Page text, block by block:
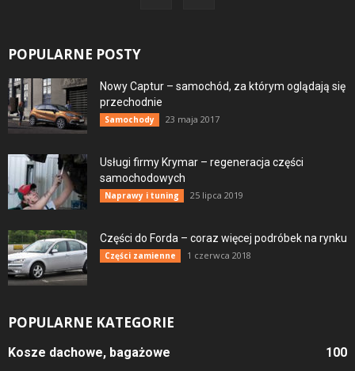
POPULARNE POSTY
Nowy Captur – samochód, za którym oglądają się
przechodnie
Samochody 23 maja 2017
Usługi firmy Krymar – regeneracja części
samochodowych
Naprawy i tuning 25 lipca 2019
Części do Forda – coraz więcej podróbek na rynku
Części zamienne 1 czerwca 2018
POPULARNE KATEGORIE
Kosze dachowe, bagażowe
100